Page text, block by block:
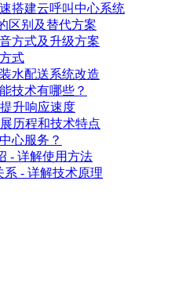
搭建云呼叫中心系统
区别及替代方案
方式及升级方案
式
水配送系统改造
技术有哪些？
升响应速度
历程和技术特点
心服务？
- 详解使用方法
系 - 详解技术原理